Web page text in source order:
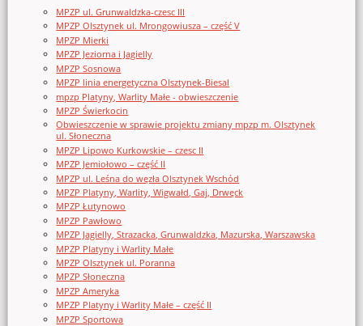
MPZP ul. Grunwaldzka-czesc III
MPZP Olsztynek ul. Mrongowiusza – część V
MPZP Mierki
MPZP Jeziorna i Jagielly
MPZP Sosnowa
MPZP linia energetyczna Olsztynek-Biesal
mpzp Platyny, Warlity Małe - obwieszczenie
MPZP Świerkocin
Obwieszczenie w sprawie projektu zmiany mpzp m. Olsztynek
ul. Słoneczna
MPZP Lipowo Kurkowskie – czesc II
MPZP Jemiołowo – część II
MPZP ul. Leśna do węzła Olsztynek Wschód
MPZP Platyny, Warlity, Wigwałd, Gaj, Drwęck
MPZP Łutynowo
MPZP Pawłowo
MPZP Jagielly, Strazacka, Grunwaldzka, Mazurska, Warszawska
MPZP Platyny i Warlity Małe
MPZP Olsztynek ul. Poranna
MPZP Słoneczna
MPZP Ameryka
MPZP Platyny i Warlity Małe – część II
MPZP Sportowa